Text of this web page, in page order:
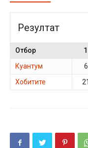
Резултат
Отбор 1
Куантум
6
Хобитите
21